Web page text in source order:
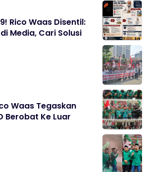
Rico Waas Disentil:
Media, Cari Solusi
Waas Tegaskan
Berobat Ke Luar